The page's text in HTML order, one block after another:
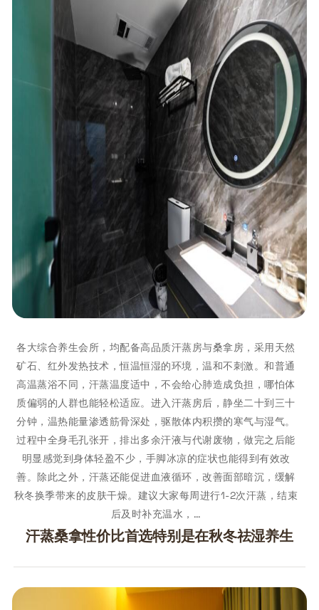
各大综合养生会所，均配备高品质汗蒸房与桑拿房，采用天然
矿石、红外发热技术，恒温恒湿的环境，温和不刺激。和普通
高温蒸浴不同，汗蒸温度适中，不会给心肺造成负担，哪怕体
质偏弱的人群也能轻松适应。进入汗蒸房后，静坐二十到三十
分钟，温热能量渗透筋骨深处，驱散体内积攒的寒气与湿气。
过程中全身毛孔张开，排出多余汗液与代谢废物，做完之后能
明显感觉到身体轻盈不少，手脚冰凉的症状也能得到有效改
善。除此之外，汗蒸还能促进血液循环，改善面部暗沉，缓解
秋冬换季带来的皮肤干燥。建议大家每周进行1-2次汗蒸，结束
后及时补充温水，…
汗蒸桑拿性价比首选特别是在秋冬祛湿养生